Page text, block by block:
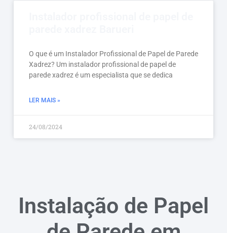
O que é um Instalador Profissional de Papel de Parede
Xadrez? Um instalador profissional de papel de
parede xadrez é um especialista que se dedica
LER MAIS »
24/08/2024
Instalação de Papel